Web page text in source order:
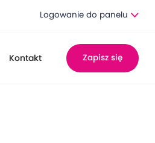
Logowanie do panelu
Kontakt Zapisz się